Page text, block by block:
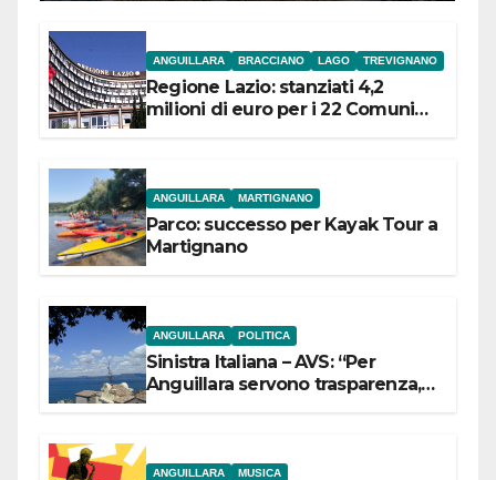
ANGUILLARA BRACCIANO LAGO TREVIGNANO
Regione Lazio: stanziati 4,2
milioni di euro per i 22 Comuni
ANGUILLARA MARTIGNANO
Parco: successo per Kayak Tour a
Martignano
ANGUILLARA POLITICA
Sinistra Italiana – AVS: “Per
Anguillara servono trasparenza,
ANGUILLARA MUSICA